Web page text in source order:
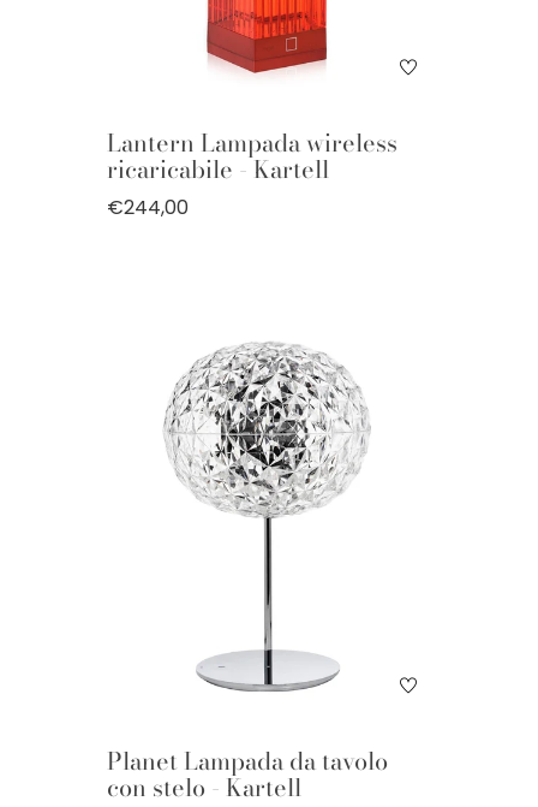
Lantern Lampada wireless
ricaricabile - Kartell
€244,00
Planet Lampada da tavolo
con stelo - Kartell